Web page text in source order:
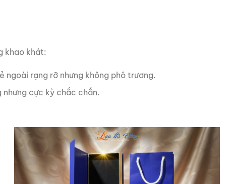
khao khát:
rạng rỡ nhưng không phô trương.
nhưng cực kỳ chắc chắn.